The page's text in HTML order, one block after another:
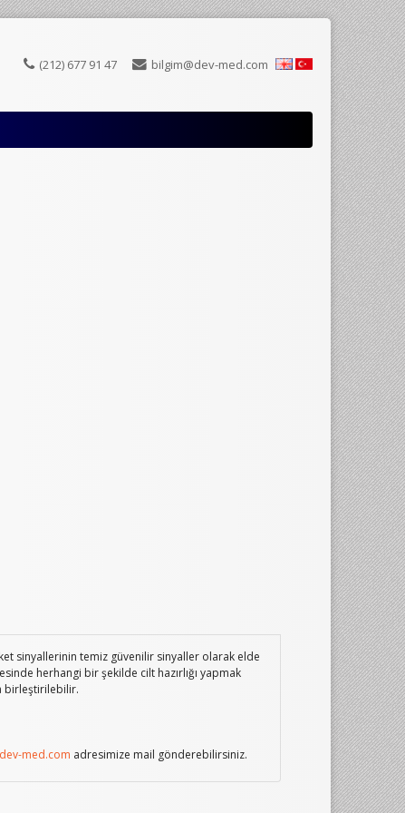
(212) 677 91 47 bilgim@dev-med.com
sinyallerinin temiz güvenilir sinyaller olarak elde
herhangi bir şekilde cilt hazırlığı yapmak
birleştirilebilir.
med.com adresimize mail gönderebilirsiniz.